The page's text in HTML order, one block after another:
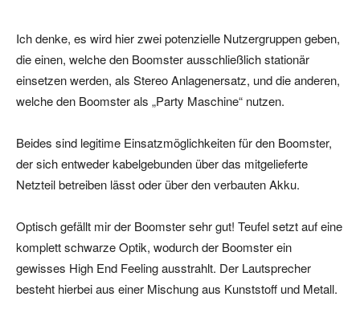
Ich denke, es wird hier zwei potenzielle Nutzergruppen geben,
die einen, welche den Boomster ausschließlich stationär
einsetzen werden, als Stereo Anlagenersatz, und die anderen,
welche den Boomster als „Party Maschine“ nutzen.
Beides sind legitime Einsatzmöglichkeiten für den Boomster,
der sich entweder kabelgebunden über das mitgelieferte
Netzteil betreiben lässt oder über den verbauten Akku.
Optisch gefällt mir der Boomster sehr gut! Teufel setzt auf eine
komplett schwarze Optik, wodurch der Boomster ein
gewisses High End Feeling ausstrahlt. Der Lautsprecher
besteht hierbei aus einer Mischung aus Kunststoff und Metall.